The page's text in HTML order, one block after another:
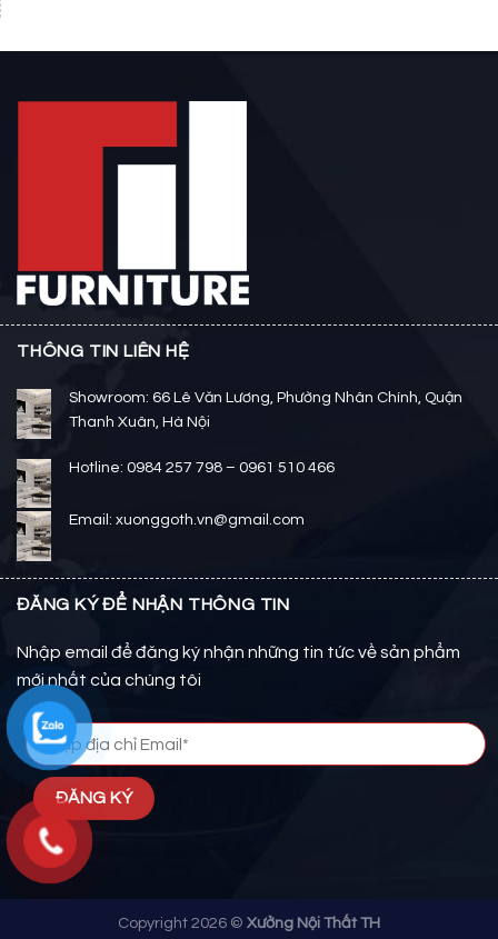
THÔNG TIN LIÊN HỆ
Showroom: 66 Lê Văn Lương, Phường Nhân Chính, Quận
Thanh Xuân, Hà Nội
Hotline: 0984 257 798 – 0961 510 466
Email: xuonggoth.vn@gmail.com
ĐĂNG KÝ ĐỂ NHẬN THÔNG TIN
Nhập email để đăng ký nhận những tin tức về sản phẩm
mới nhất của chúng tôi
Copyright 2026 © Xưởng Nội Thất TH